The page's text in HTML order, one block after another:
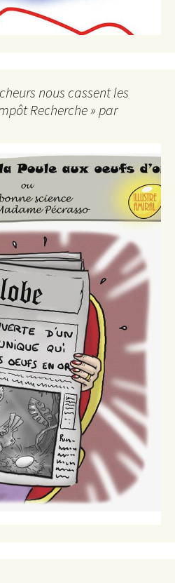
nous cassent les
Recherche » par